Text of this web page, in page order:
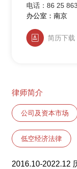
电话：86 25
办公室：南京
简历下载
律师简介
公司及资本市场
低空经济法律
2016.10-2022.12